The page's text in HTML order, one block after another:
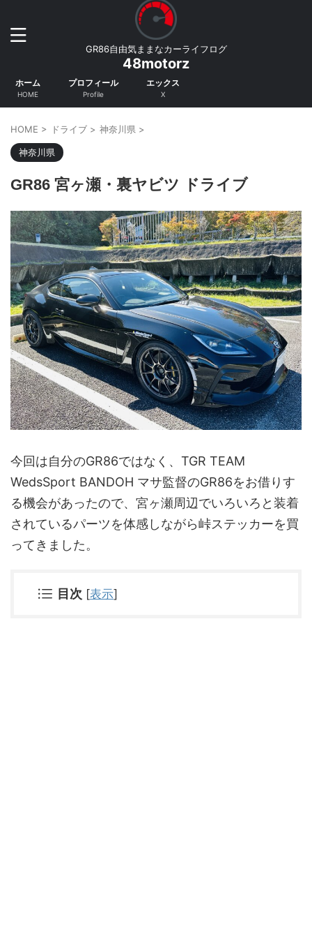
GR86自由気ままなカーライフログ
48motorz
ホーム
HOME
プロフィール
Profile
エックス
X
HOME > ドライブ > 神奈川県 >
神奈川県
GR86 宮ヶ瀬・裏ヤビツ ドライブ
今回は自分のGR86ではなく、TGR TEAM
WedsSport BANDOH マサ監督のGR86をお借りす
る機会があったので、宮ヶ瀬周辺でいろいろと装着
されているパーツを体感しながら峠ステッカーを買
ってきました。
目次 [表示]